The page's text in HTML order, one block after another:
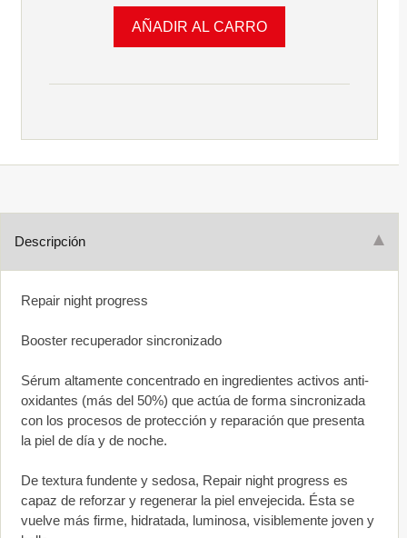
Descripción
Repair night progress
Booster recuperador sincronizado
Sérum altamente concentrado en ingredientes activos anti-
oxidantes (más del 50%) que actúa de forma sincronizada
con los procesos de protección y reparación que presenta
la piel de día y de noche.
De textura fundente y sedosa, Repair night progress es
capaz de reforzar y regenerar la piel envejecida. Ésta se
vuelve más firme, hidratada, luminosa, visiblemente joven y